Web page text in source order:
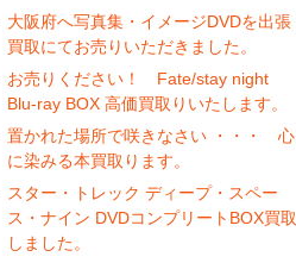
大阪府へ写真集・イメージDVDを出張
買取にてお売りいただきました。
お売りください！ Fate/stay night
Blu-ray BOX 高価買取りいたします。
置かれた場所で咲きなさい ・・・ 心
に染みる本買取ります。
スター・トレック ディープ・スペー
ス・ナイン DVDコンプリートBOX買取
しました。